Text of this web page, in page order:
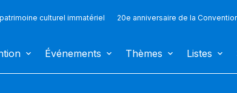
culturel immatériel 20e anniversaire de la
Événements Thèmes Listes